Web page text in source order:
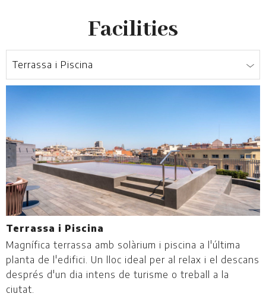
Facilities
Terrassa i Piscina
Magnífica terrassa amb solàrium i piscina a l'última
planta de l'edifici. Un lloc ideal per al relax i el descans
després d'un dia intens de turisme o treball a la
ciutat.